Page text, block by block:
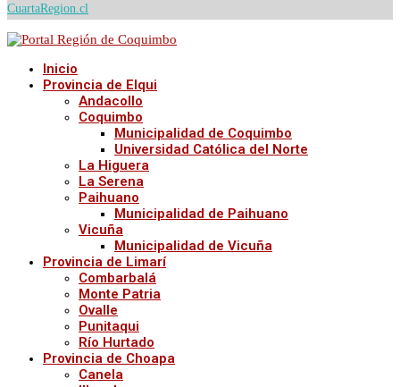
CuartaRegion.cl
Inicio
Provincia de Elqui
Andacollo
Coquimbo
Municipalidad de Coquimbo
Universidad Católica del Norte
La Higuera
La Serena
Paihuano
Municipalidad de Paihuano
Vicuña
Municipalidad de Vicuña
Provincia de Limarí
Combarbalá
Monte Patria
Ovalle
Punitaqui
Río Hurtado
Provincia de Choapa
Canela